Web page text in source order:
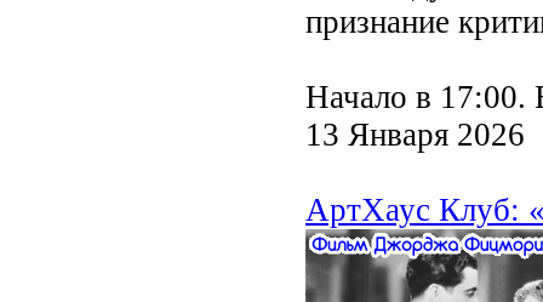
признание
Начало в 17:00.
13 Января 2026
АртХаус Клуб: